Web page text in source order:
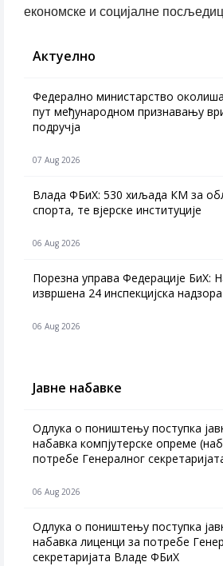
економске и социјалне
Актуелно
Федерално министарство
пут међународном признавању
подручја
07 Aug 2026
Влада ФБиХ: 530 хиљада КМ за
спорта, те вјерске институције
06 Aug 2026
Порезна управа Федерације БиХ:
извршена 24 инспекцијска надзора
06 Aug 2026
Јавне набавке
Одлука о поништењу поступка
набавка компјутерске опреме
потребе Генералног
06 Aug 2026
Одлука о поништењу поступка
набавка лиценци за потребе
секретаријата Владе ФБиХ